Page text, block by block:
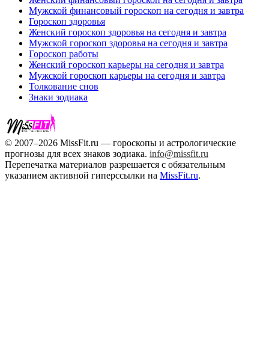
Мужской финансовый гороскоп на сегодня и завтра
Гороскоп здоровья
Женский гороскоп здоровья на сегодня и завтра
Мужской гороскоп здоровья на сегодня и завтра
Гороскоп работы
Женский гороскоп карьеры на сегодня и завтра
Мужской гороскоп карьеры на сегодня и завтра
Толкование снов
Знаки зодиака
© 2007–2026 MissFit.ru — гороскопы и астрологические
прогнозы для всех знаков зодиака. info@missfit.ru
Перепечатка материалов разрешается с обязательным
указанием активной гиперссылки на MissFit.ru.